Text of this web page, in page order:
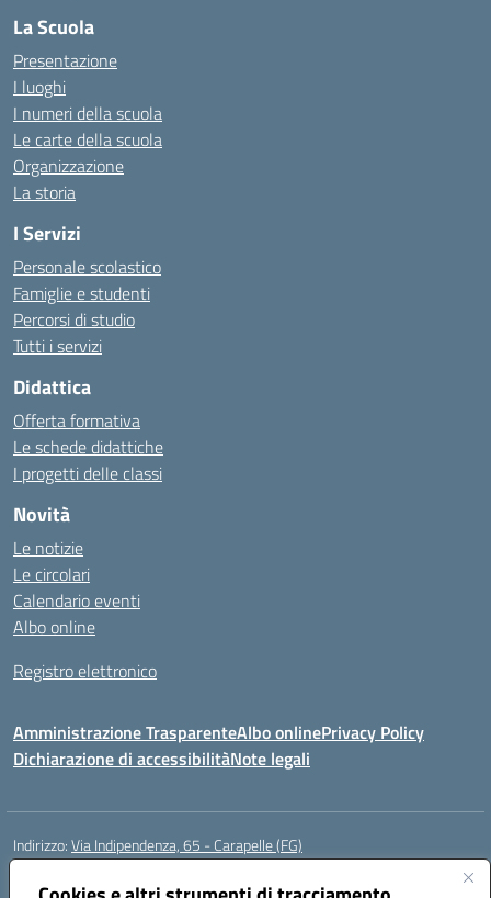
La Scuola
Presentazione
I luoghi
I numeri della scuola
Le carte della scuola
Organizzazione
La storia
I Servizi
Personale scolastico
Famiglie e studenti
Percorsi di studio
Tutti i servizi
Didattica
Offerta formativa
Le schede didattiche
I progetti delle classi
Novità
Le notizie
Le circolari
Calendario eventi
Albo online
Registro elettronico
Amministrazione TrasparenteAlbo onlinePrivacy Policy
Dichiarazione di accessibilitàNote legali
Indirizzo:Via Indipendenza, 65 - Carapelle (FG)
Centralino:
Posta elettronica certificata (PEC):fgic822001@pec.istruzione.it